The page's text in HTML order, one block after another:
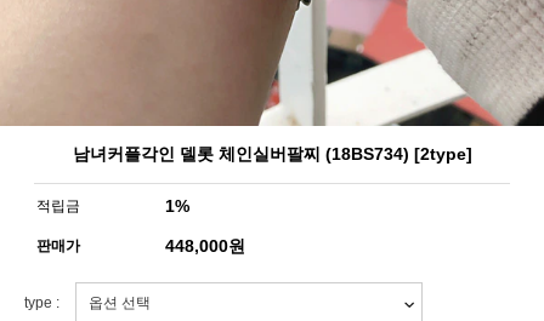
남녀커플각인 델롯 체인실버팔찌 (18BS734) [2type]
적립금 1%
판매가 448,000원
type :